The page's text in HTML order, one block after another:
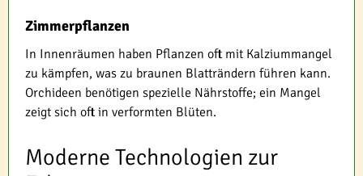
Zimmerpflanzen
In Innenräumen haben Pflanzen oft mit Kalziummangel
zu kämpfen, was zu braunen Blatträndern führen kann.
Orchideen benötigen spezielle Nährstoffe; ein Mangel
zeigt sich oft in verformten Blüten.
Moderne Technologien zur